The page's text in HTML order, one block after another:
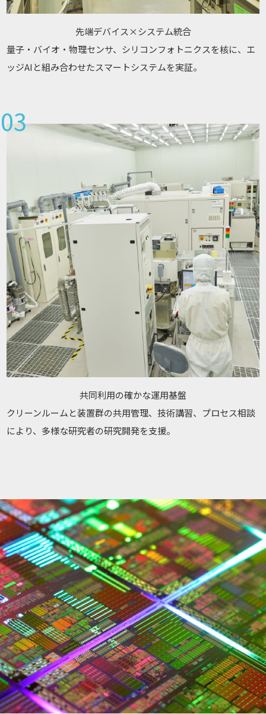
先端デバイス×システム統合
量子・バイオ・物理センサ、シリコンフォトニクスを核に、エ
ッジAIと組み合わせたスマートシステムを実証。
03
共同利用の確かな運用基盤
クリーンルームと装置群の共用管理、技術講習、プロセス相談
により、多様な研究者の研究開発を支援。